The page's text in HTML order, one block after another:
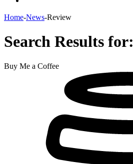
Home-News-Review
Search Results for:
Buy Me a Coffee